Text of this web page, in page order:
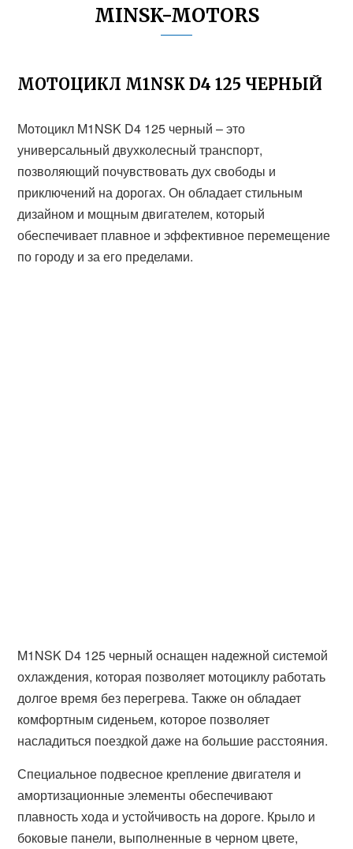
MINSK-MOTORS
МОТОЦИКЛ M1NSK D4 125 ЧЕРНЫЙ
Мотоцикл M1NSK D4 125 черный – это
универсальный двухколесный транспорт,
позволяющий почувствовать дух свободы и
приключений на дорогах. Он обладает стильным
дизайном и мощным двигателем, который
обеспечивает плавное и эффективное перемещение
по городу и за его пределами.
M1NSK D4 125 черный оснащен надежной системой
охлаждения, которая позволяет мотоциклу работать
долгое время без перегрева. Также он обладает
комфортным сиденьем, которое позволяет
насладиться поездкой даже на большие расстояния.
Специальное подвесное крепление двигателя и
амортизационные элементы обеспечивают
плавность хода и устойчивость на дороге. Крыло и
боковые панели, выполненные в черном цвете,